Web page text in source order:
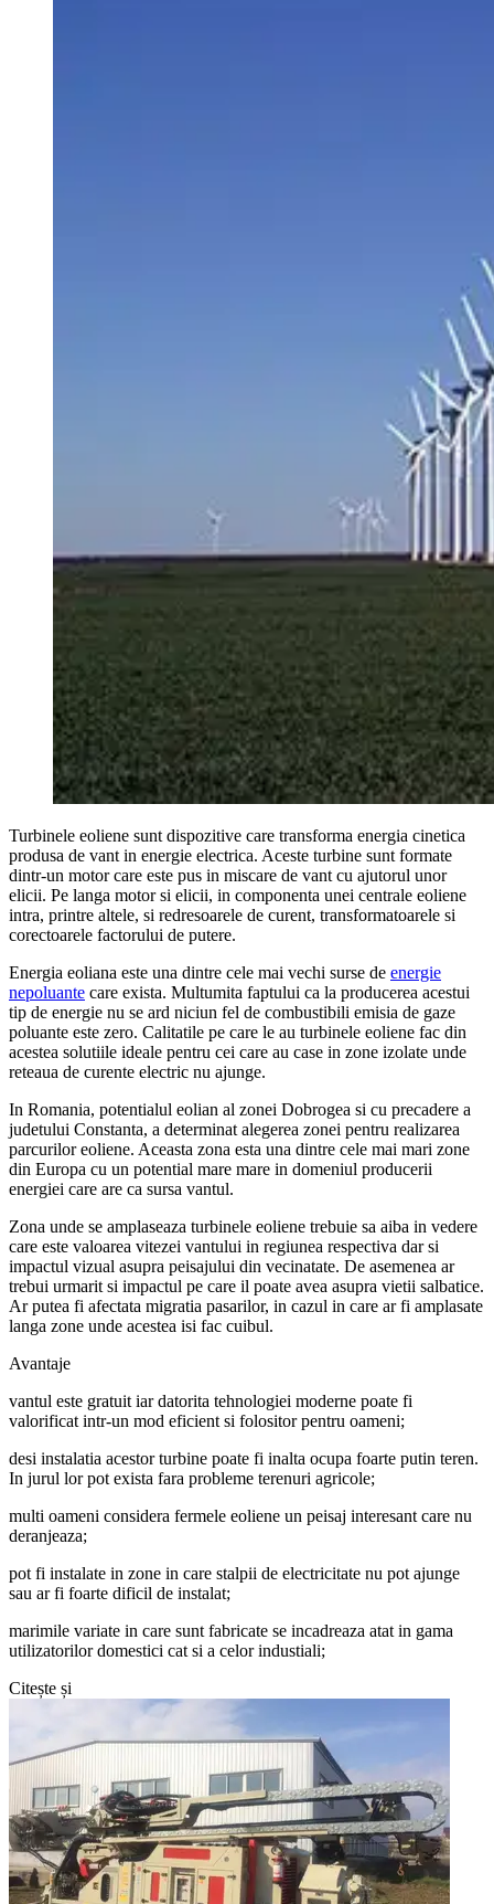
Turbinele eoliene sunt dispozitive care transforma energia cinetica
produsa de vant in energie electrica. Aceste turbine sunt formate
dintr-un motor care este pus in miscare de vant cu ajutorul unor
elicii. Pe langa motor si elicii, in componenta unei centrale eoliene
intra, printre altele, si redresoarele de curent, transformatoarele si
corectoarele factorului de putere.
Energia eoliana este una dintre cele mai vechi surse de energie
nepoluante care exista. Multumita faptului ca la producerea acestui
tip de energie nu se ard niciun fel de combustibili emisia de gaze
poluante este zero. Calitatile pe care le au turbinele eoliene fac din
acestea solutiile ideale pentru cei care au case in zone izolate unde
reteaua de curente electric nu ajunge.
In Romania, potentialul eolian al zonei Dobrogea si cu precadere a
judetului Constanta, a determinat alegerea zonei pentru realizarea
parcurilor eoliene. Aceasta zona esta una dintre cele mai mari zone
din Europa cu un potential mare mare in domeniul producerii
energiei care are ca sursa vantul.
Zona unde se amplaseaza turbinele eoliene trebuie sa aiba in vedere
care este valoarea vitezei vantului in regiunea respectiva dar si
impactul vizual asupra peisajului din vecinatate. De asemenea ar
trebui urmarit si impactul pe care il poate avea asupra vietii salbatice.
Ar putea fi afectata migratia pasarilor, in cazul in care ar fi amplasate
langa zone unde acestea isi fac cuibul.
Avantaje
vantul este gratuit iar datorita tehnologiei moderne poate fi
valorificat intr-un mod eficient si folositor pentru oameni;
desi instalatia acestor turbine poate fi inalta ocupa foarte putin teren.
In jurul lor pot exista fara probleme terenuri agricole;
multi oameni considera fermele eoliene un peisaj interesant care nu
deranjeaza;
pot fi instalate in zone in care stalpii de electricitate nu pot ajunge
sau ar fi foarte dificil de instalat;
marimile variate in care sunt fabricate se incadreaza atat in gama
utilizatorilor domestici cat si a celor industiali;
Citește și